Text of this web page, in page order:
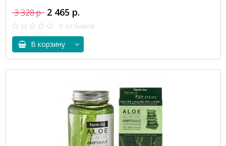
3 328 р. 2 465 р.
0 отзывов
В корзину